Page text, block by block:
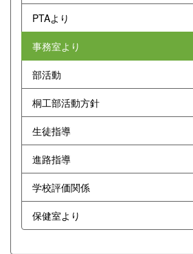
PTAより
事務室より
部活動
桐工部活動方針
生徒指導
進路指導
学校評価関係
保健室より